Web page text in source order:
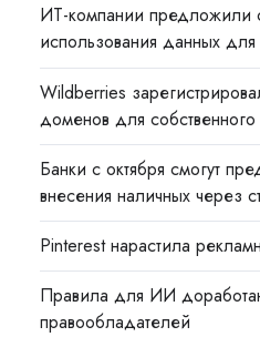
ИТ-компании предложили
использования данных
Wildberries
доменов для
Банки с октября смогут
внесения наличных через
Pinterest нарастила
Правила для ИИ
правообладателей